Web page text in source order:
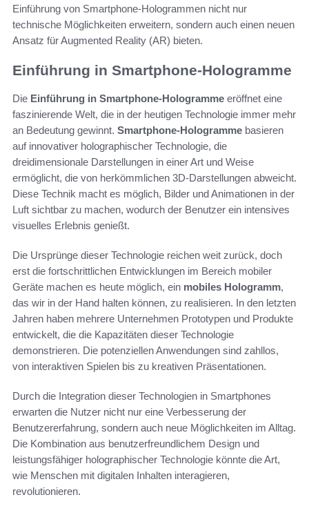
Einführung von Smartphone-Hologrammen nicht nur
technische Möglichkeiten erweitern, sondern auch einen neuen
Ansatz für Augmented Reality (AR) bieten.
Einführung in Smartphone-Hologramme
Die Einführung in Smartphone-Hologramme eröffnet eine
faszinierende Welt, die in der heutigen Technologie immer mehr
an Bedeutung gewinnt. Smartphone-Hologramme basieren
auf innovativer holographischer Technologie, die
dreidimensionale Darstellungen in einer Art und Weise
ermöglicht, die von herkömmlichen 3D-Darstellungen abweicht.
Diese Technik macht es möglich, Bilder und Animationen in der
Luft sichtbar zu machen, wodurch der Benutzer ein intensives
visuelles Erlebnis genießt.
Die Ursprünge dieser Technologie reichen weit zurück, doch
erst die fortschrittlichen Entwicklungen im Bereich mobiler
Geräte machen es heute möglich, ein mobiles Hologramm,
das wir in der Hand halten können, zu realisieren. In den letzten
Jahren haben mehrere Unternehmen Prototypen und Produkte
entwickelt, die die Kapazitäten dieser Technologie
demonstrieren. Die potenziellen Anwendungen sind zahllos,
von interaktiven Spielen bis zu kreativen Präsentationen.
Durch die Integration dieser Technologien in Smartphones
erwarten die Nutzer nicht nur eine Verbesserung der
Benutzererfahrung, sondern auch neue Möglichkeiten im Alltag.
Die Kombination aus benutzerfreundlichem Design und
leistungsfähiger holographischer Technologie könnte die Art,
wie Menschen mit digitalen Inhalten interagieren,
revolutionieren.